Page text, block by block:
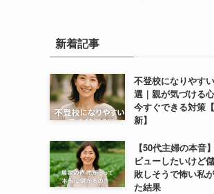
新着記事
不登校になりやす
選｜親が気づける
今すぐできる対策
新】
【50代主婦の本音
ビューしたいけど
敗しそうで怖い私
た結果